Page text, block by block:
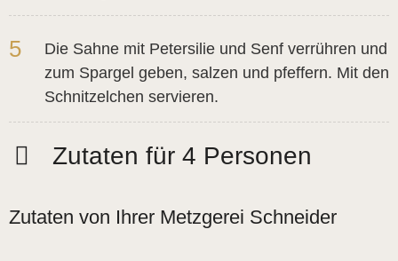
Zutaten für 4 Personen
Zutaten von Ihrer Metzgerei Schneider
5
Die Sahne mit Petersilie und Senf verrühren und
zum Spargel geben, salzen und pfeffern. Mit den
Schnitzelchen servieren.